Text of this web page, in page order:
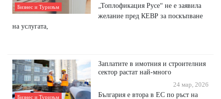
Бизнес и Туризъм
„Топлофикация Русе“ не е заявила
желание пред КЕВР за поскъпване
на услугата,
Бизнес и Туризъм
Заплатите в имотния и строителния
сектор растат най-много
24 мар, 2026
България е втора в ЕС по ръст на